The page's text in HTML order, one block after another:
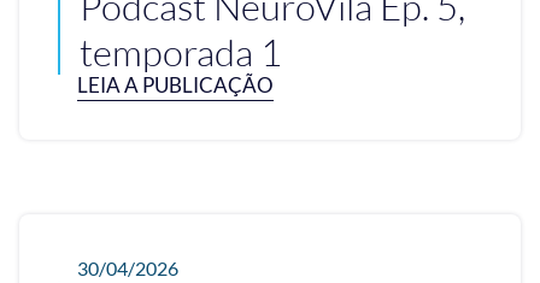
temporada 1
LEIA A PUBLICAÇÃO
30/04/2026